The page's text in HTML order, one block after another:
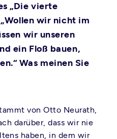
„Die vierte
wir nicht im
wir unseren
ein Floß bauen,
Was meinen Sie
von Otto Neurath,
darüber, dass wir nie
haben, in dem wir